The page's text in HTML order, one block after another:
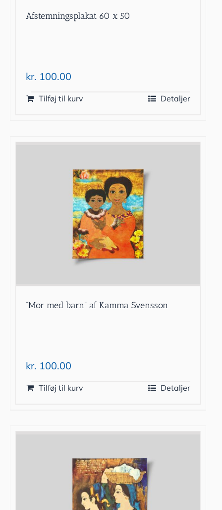
Afstemningsplakat 60 x 50
kr. 100.00
Tilføj til kurv Detaljer
”Mor med barn” af Kamma Svensson
kr. 100.00
Tilføj til kurv Detaljer